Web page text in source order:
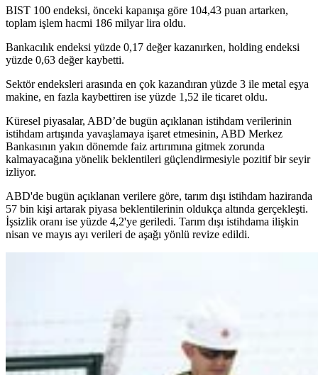
BIST 100 endeksi, önceki kapanışa göre 104,43 puan artarken,
toplam işlem hacmi 186 milyar lira oldu.
Bankacılık endeksi yüzde 0,17 değer kazanırken, holding endeksi
yüzde 0,63 değer kaybetti.
Sektör endeksleri arasında en çok kazandıran yüzde 3 ile metal eşya
makine, en fazla kaybettiren ise yüzde 1,52 ile ticaret oldu.
Küresel piyasalar, ABD’de bugün açıklanan istihdam verilerinin
istihdam artışında yavaşlamaya işaret etmesinin, ABD Merkez
Bankasının yakın dönemde faiz artırımına gitmek zorunda
kalmayacağına yönelik beklentileri güçlendirmesiyle pozitif bir seyir
izliyor.
ABD'de bugün açıklanan verilere göre, tarım dışı istihdam haziranda
57 bin kişi artarak piyasa beklentilerinin oldukça altında gerçekleşti.
İşsizlik oranı ise yüzde 4,2'ye geriledi. Tarım dışı istihdama ilişkin
nisan ve mayıs ayı verileri de aşağı yönlü revize edildi.